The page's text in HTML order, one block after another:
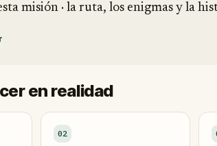
misión · la ruta, los enigmas y la
en realidad
02